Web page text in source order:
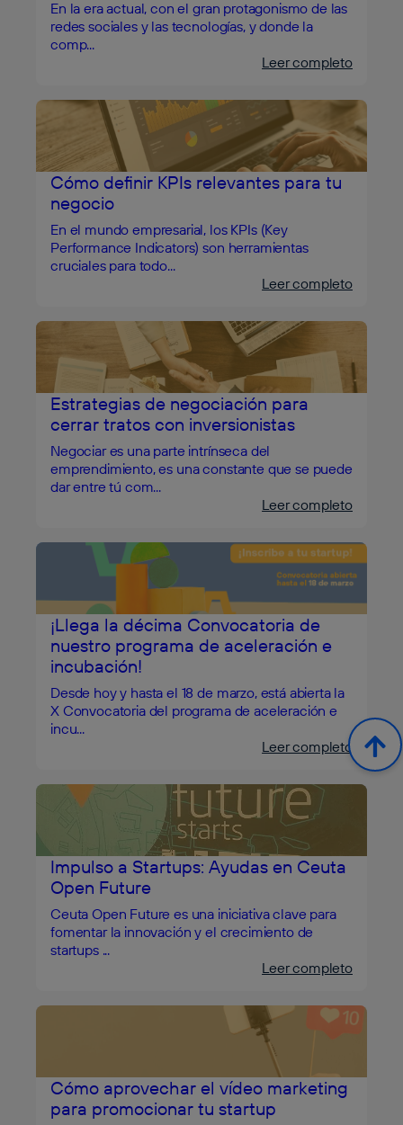
En la era actual, con el gran protagonismo de las
redes sociales y las tecnologías, y donde la
comp...
Leer completo
Cómo definir KPIs relevantes para tu
negocio
En el mundo empresarial, los KPIs (Key
Performance Indicators) son herramientas
cruciales para todo...
Leer completo
Estrategias de negociación para
cerrar tratos con inversionistas
Negociar es una parte intrínseca del
emprendimiento, es una constante que se puede
dar entre tú com...
Leer completo
¡Llega la décima Convocatoria de
nuestro programa de aceleración e
incubación!
Desde hoy y hasta el 18 de marzo, está abierta la
X Convocatoria del programa de aceleración e
incu...
Leer completo
Impulso a Startups: Ayudas en Ceuta
Open Future
Ceuta Open Future es una iniciativa clave para
fomentar la innovación y el crecimiento de
startups ...
Leer completo
Cómo aprovechar el vídeo marketing
para promocionar tu startup